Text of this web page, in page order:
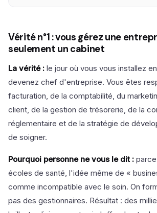
Vérité n°1 : vous gérez une
seulement un cabinet
La vérité : le jour où vous vous installez
devenez chef d'entreprise. Vous êtes
facturation, de la comptabilité, du
client, de la gestion de trésorerie, de la
réglementaire et de la stratégie de
de soigner.
Pourquoi personne ne vous le dit :
écoles de santé, l'idée même de «
comme incompatible avec le soin. On
pas des gestionnaires. Résultat : des